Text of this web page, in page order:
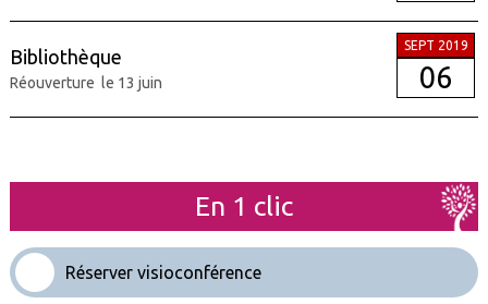
Bibliothèque
Réouverture le 13 juin
SEPT 2019
06
En 1 clic
Réserver visioconférence